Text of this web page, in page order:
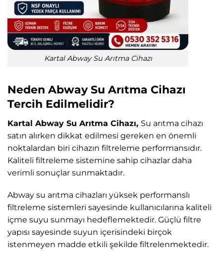
Kartal Abway Su Arıtma Cihazı
Neden Abway Su Arıtma Cihazı
Tercih Edilmelidir?
Kartal Abway Su Arıtma Cihazı, Su arıtma cihazı
satın alırken dikkat edilmesi gereken en önemli
noktalardan biri cihazın filtreleme performansıdır.
Kaliteli filtreleme sistemine sahip cihazlar daha
verimli sonuçlar sunmaktadır.
Abway su arıtma cihazları yüksek performanslı
filtreleme sistemleri sayesinde kullanıcılarına kaliteli
içme suyu sunmayı hedeflemektedir. Güçlü filtre
yapısı sayesinde suyun içerisindeki birçok
istenmeyen madde etkili şekilde filtrelenmektedir.